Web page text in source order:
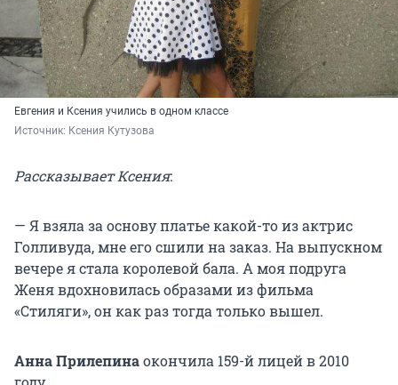
Евгения и Ксения учились в одном классе
Источник: Ксения Кутузова
Рассказывает Ксения:
— Я взяла за основу платье какой-то из актрис
Голливуда, мне его сшили на заказ. На выпускном
вечере я стала королевой бала. А моя подруга
Женя вдохновилась образами из фильма
«Стиляги», он как раз тогда только вышел.
Анна Прилепинаокончила 159-й лицей в 2010